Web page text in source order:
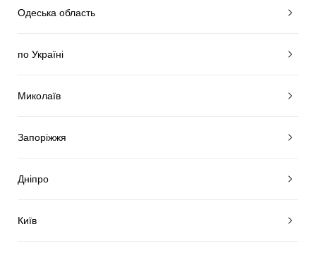
Одеська область
по Україні
Миколаїв
Запоріжжя
Дніпро
Київ